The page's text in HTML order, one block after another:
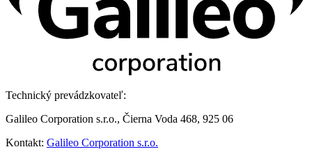
Technický prevádzkovateľ:
Galileo Corporation s.r.o., Čierna Voda 468, 925 06
Kontakt: Galileo Corporation s.r.o.